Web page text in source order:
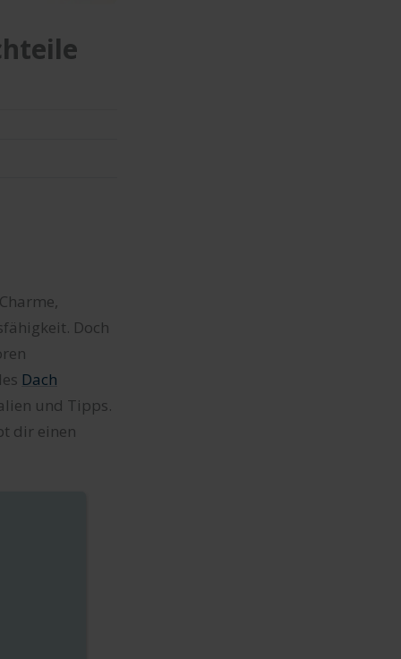
Doch
Dach
und Tipps.
dir einen